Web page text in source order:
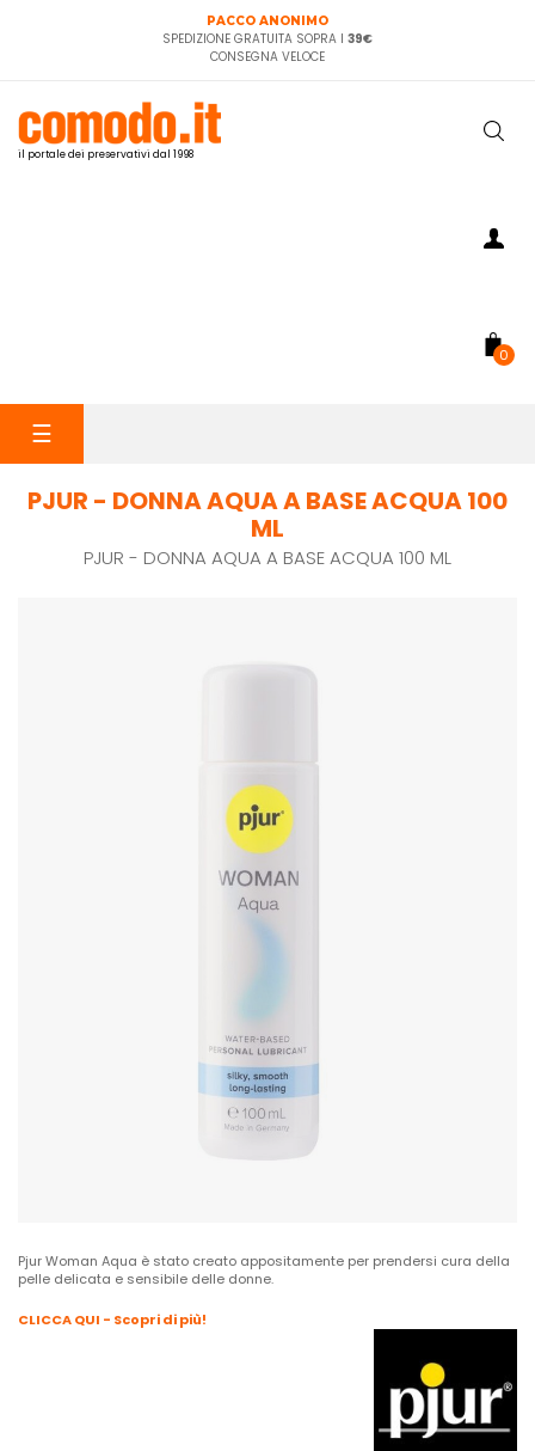
PACCO ANONIMO
SPEDIZIONE GRATUITA SOPRA I 39€
CONSEGNA VELOCE
il portale dei preservativi dal 1998
0
navigazione
☰
PJUR - DONNA AQUA A BASE ACQUA 100
ML
PJUR - DONNA AQUA A BASE ACQUA 100 ML
Pjur Woman Aqua è stato creato appositamente per prendersi cura della
pelle delicata e sensibile delle donne.
CLICCA QUI - Scopri di più!